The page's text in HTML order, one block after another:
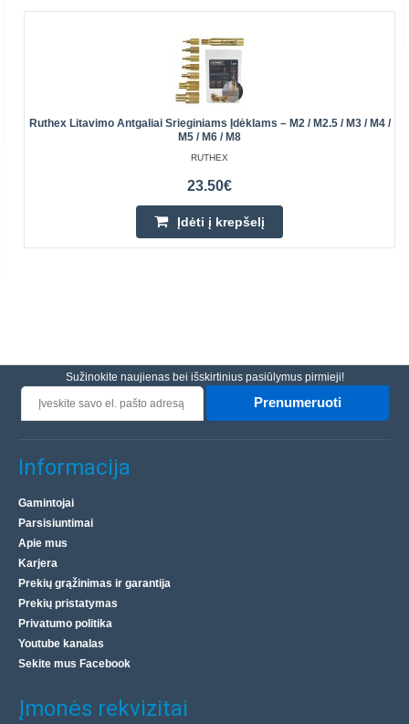
Ruthex Litavimo Antgaliai Srieginiams Įdėklams – M2 / M2.5 / M3 / M4 /
M5 / M6 / M8
RUTHEX
23.50€
Įdėti į krepšelį
Sužinokite naujienas bei išskirtinius pasiūlymus pirmieji!
Prenumeruoti
Informacija
Gamintojai
Parsisiuntimai
Apie mus
Karjera
Prekių grąžinimas ir garantija
Prekių pristatymas
Privatumo politika
Youtube kanalas
Sekite mus Facebook
Įmonės rekvizitai